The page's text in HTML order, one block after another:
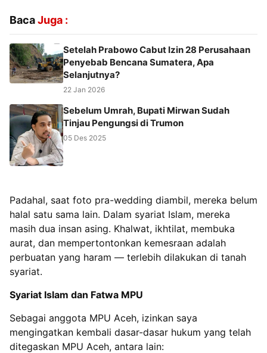
BacaJuga :
Setelah Prabowo Cabut Izin 28 Perusahaan
Penyebab Bencana Sumatera, Apa
Selanjutnya?
22 Jan 2026
Sebelum Umrah, Bupati Mirwan Sudah
Tinjau Pengungsi di Trumon
05 Des 2025
Padahal, saat foto pra-wedding diambil, mereka belum
halal satu sama lain. Dalam syariat Islam, mereka
masih dua insan asing. Khalwat, ikhtilat, membuka
aurat, dan mempertontonkan kemesraan adalah
perbuatan yang haram — terlebih dilakukan di tanah
syariat.
Syariat Islam dan Fatwa MPU
Sebagai anggota MPU Aceh, izinkan saya
mengingatkan kembali dasar-dasar hukum yang telah
ditegaskan MPU Aceh, antara lain: